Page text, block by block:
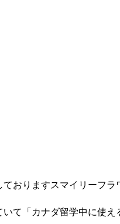
おりますスマイリーフラ
て「カナダ留学中に使え